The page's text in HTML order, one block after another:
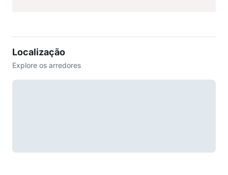
Localização
Explore os arredores